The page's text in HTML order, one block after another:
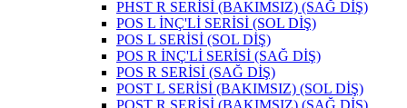
PHST R SERİSİ (BAKIMSIZ) (SAĞ DİŞ)
POS L İNÇ'Lİ SERİSİ (SOL DİŞ)
POS L SERİSİ (SOL DİŞ)
POS R İNÇ'Lİ SERİSİ (SAĞ DİŞ)
POS R SERİSİ (SAĞ DİŞ)
POST L SERİSİ (BAKIMSIZ) (SOL DİŞ)